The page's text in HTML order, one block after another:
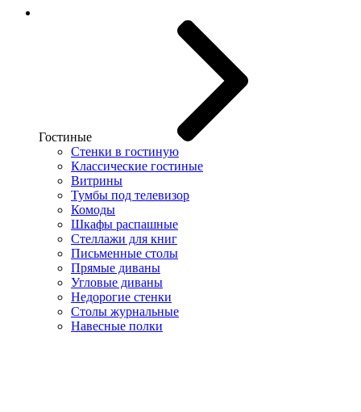
Гостиные
Стенки в гостиную
Классические гостиные
Витрины
Тумбы под телевизор
Комоды
Шкафы распашные
Стеллажи для книг
Письменные столы
Прямые диваны
Угловые диваны
Недорогие стенки
Столы журнальные
Навесные полки